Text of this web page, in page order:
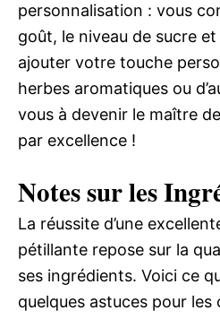
personnalisation : vous
goût, le niveau de sucre
ajouter votre touche
herbes aromatiques ou
vous à devenir le maître
par excellence !
Notes sur les
La réussite d’une
pétillante repose sur la
ses ingrédients. Voici ce
quelques astuces pour les